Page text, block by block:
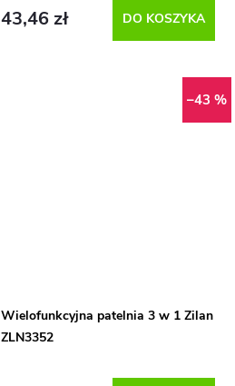
43,46 zł DO KOSZYKA
–43 %
Wielofunkcyjna patelnia 3 w 1 Zilan
ZLN3352